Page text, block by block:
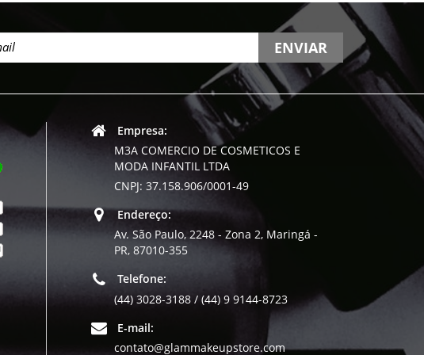
ENVIAR
Empresa:
M3A COMERCIO DE COSMETICOS E
MODA INFANTIL LTDA
CNPJ: 37.158.906/0001-49
Endereço:
Av. São Paulo, 2248 - Zona 2, Maringá -
PR, 87010-355
Telefone:
(44) 3028-3188 / (44) 9 9144-8723
E-mail:
contato@glammakeupstore.com